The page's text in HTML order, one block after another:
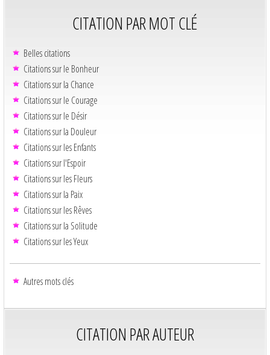
CITATION PAR MOT CLÉ
Belles citations
Citations sur le Bonheur
Citations sur la Chance
Citations sur le Courage
Citations sur le Désir
Citations sur la Douleur
Citations sur les Enfants
Citations sur l'Espoir
Citations sur les Fleurs
Citations sur la Paix
Citations sur les Rêves
Citations sur la Solitude
Citations sur les Yeux
Autres mots clés
CITATION PAR AUTEUR